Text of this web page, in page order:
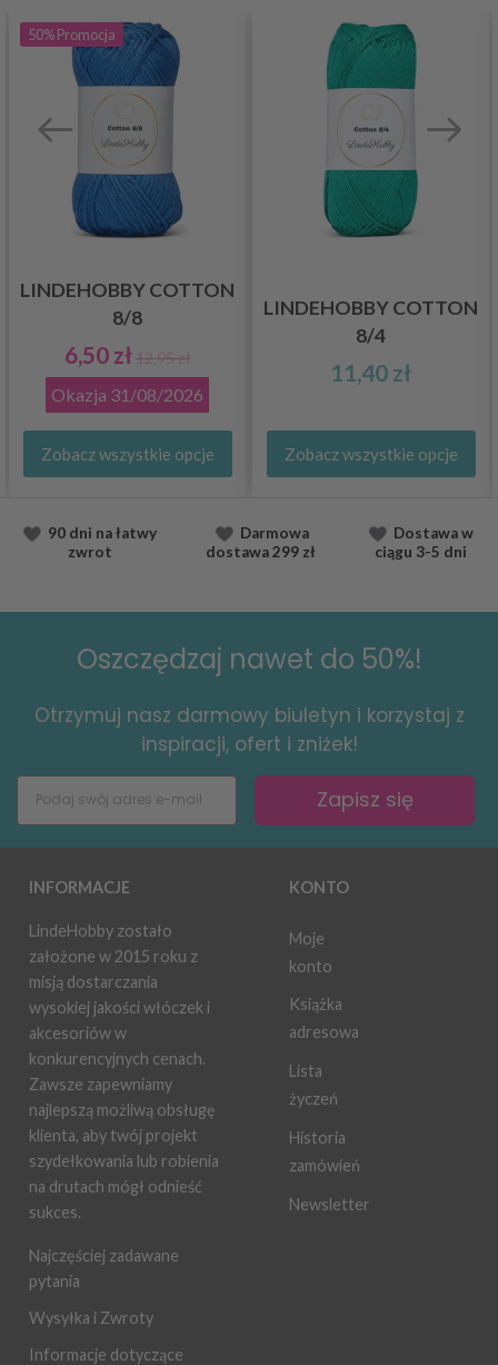
50%Promocja
LINDEHOBBY COTTON
8/8
6,50 zł12,95 zł
Okazja 31/08/2026
Zobacz wszystkie opcje
LINDEHOBBY COTTON
8/4
11,40 zł
Zobacz wszystkie opcje
90 dni na łatwy
zwrot
Darmowa
dostawa299 zł
Dostawaw
ciągu 3-5 dni
Oszczędzaj nawet do 50%!
Otrzymuj nasz darmowy biuletyn i korzystaj z
inspiracji, ofert i zniżek!
Zapisz się
INFORMACJE
LindeHobby zostało
założone w 2015 roku z
misją dostarczania
wysokiej jakości włóczek i
akcesoriów w
konkurencyjnych cenach.
Zawsze zapewniamy
najlepszą możliwą obsługę
klienta, aby twój projekt
szydełkowania lub robienia
na drutach mógł odnieść
sukces.
Najczęściej zadawane
pytania
Wysyłka i Zwroty
Informacje dotyczące
KONTO
Moje
konto
Książka
adresowa
Lista
życzeń
Historia
zamówień
Newsletter